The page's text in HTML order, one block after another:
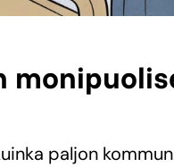
paljon